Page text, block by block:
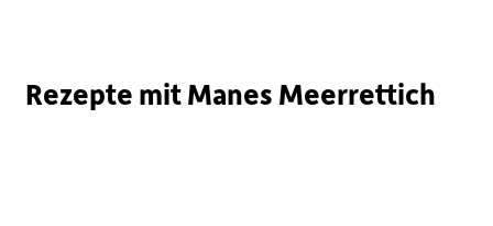
Rezepte mit Manes Meerrettich